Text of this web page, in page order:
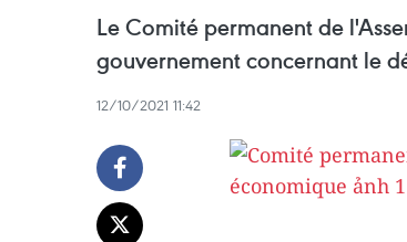
Le Comité permanent de
gouvernement concernant le
12/10/2021 11:42